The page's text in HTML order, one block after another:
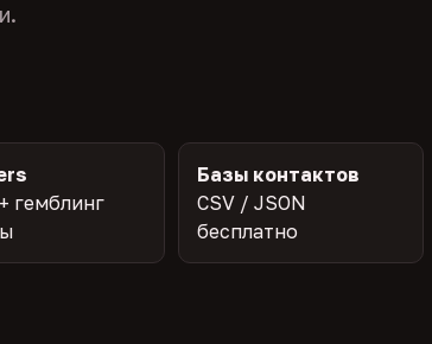
гемблинг
Базы контактов
CSV / JSON
бесплатно